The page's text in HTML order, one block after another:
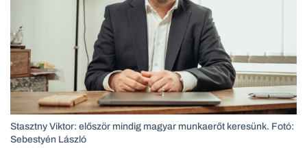
Stasztny Viktor: először mindig magyar munkaerőt keresünk. Fotó:
Sebestyén László